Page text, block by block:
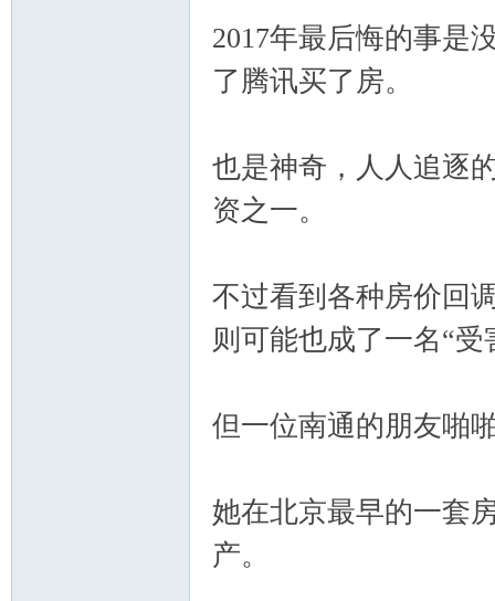
2017年最后悔的事是
了腾讯买了房。
也是神奇，人人追逐
资之一。
不过看到各种房价回
则可能也成了一名“受
但一位南通的朋友啪
她在北京最早的一套
产。